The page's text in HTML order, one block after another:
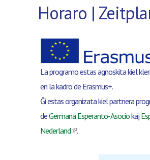
Horaro |
La programo estas agnoskita kiel
en la kadro de Erasmus+.
Ĝi estas organizata kiel partnera
deGermana Esperanto-Asociokaj
Nederland(link is external)
.